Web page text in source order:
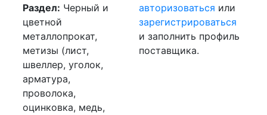
Раздел: Черный и
цветной
металлопрокат,
метизы (лист,
швеллер, уголок,
арматура,
проволока,
оцинковка, медь,
авторизоваться или
зарегистрироваться
и заполнить профиль
поставщика.